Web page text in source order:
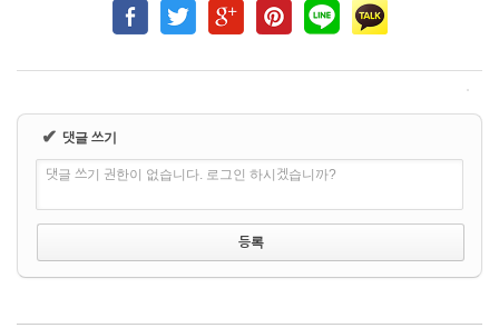
✔ 댓글 쓰기
댓글 쓰기 권한이 없습니다. 로그인 하시겠습니까?